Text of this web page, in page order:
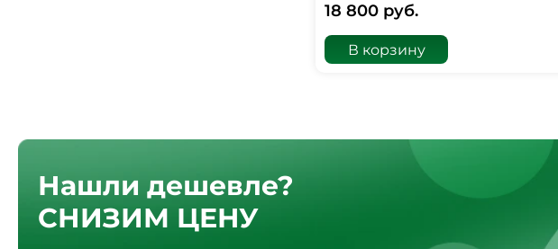
18 800 руб.
В корзину
Нашли дешевле?
СНИЗИМ ЦЕНУ